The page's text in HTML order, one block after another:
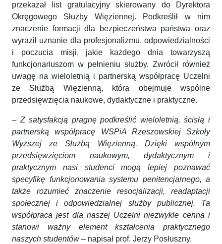
przekazał list gratulacyjny skierowany do Dyrektora
Okręgowego Służby Więziennej. Podkreślił w nim
znaczenie formacji dla bezpieczeństwa państwa oraz
wyraził uznanie dla profesjonalizmu, odpowiedzialności
i poczucia misji, jakie każdego dnia towarzyszą
funkcjonariuszom w pełnieniu służby. Zwrócił również
uwagę na wieloletnią i partnerską współpracę Uczelni
ze Służbą Więzienną, która obejmuje wspólne
przedsięwzięcia naukowe, dydaktyczne i praktyczne.
– Z satysfakcją pragnę podkreślić wieloletnią, ścisłą i
partnerską współpracę WSPiA Rzeszowskiej Szkoły
Wyższej ze Służbą Więzienną. Dzięki wspólnym
przedsięwzięciom naukowym, dydaktycznym i
praktycznym nasi studenci mogą lepiej poznawać
specyfikę funkcjonowania systemu penitencjarnego, a
także rozumieć znaczenie resocjalizacji, readaptacji
społecznej i odpowiedzialnej służby publicznej. Ta
współpraca jest dla naszej Uczelni niezwykle cenna i
stanowi ważny element kształcenia praktycznego
naszych studentów– napisał prof. Jerzy Posłuszny.